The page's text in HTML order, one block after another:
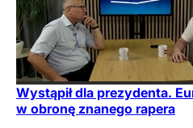
Wystąpił dla prezydenta.
w obronę znanego rapera